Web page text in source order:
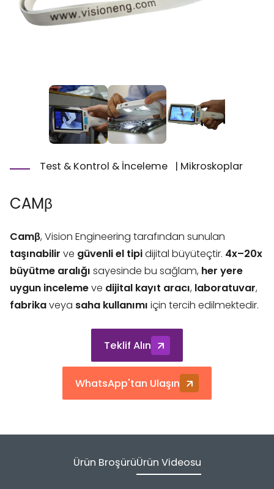
Test & Kontrol & İnceleme | Mikroskoplar
CAMβ
Camβ, Vision Engineering tarafından sunulan
taşınabilirve güvenli el tipidijital büyüteçtir. 4x–20x
büyütme aralığı sayesinde bu sağlam, her yere
uygun incelemeve dijital kayıt aracı, laboratuvar,
fabrikaveya saha kullanımı için tercih edilmektedir.
Teklif Alın
WhatsApp'tan Ulaşın
Ürün BroşürüÜrün Videosu